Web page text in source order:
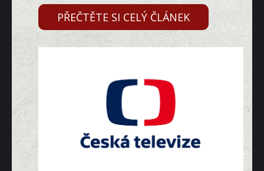
PŘEČTĚTE SI CELÝ ČLÁNEK